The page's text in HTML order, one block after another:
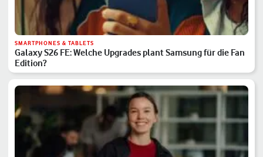
SMARTPHONES & TABLETS
Galaxy S26 FE: Welche Upgrades plant Samsung für die Fan
Edition?